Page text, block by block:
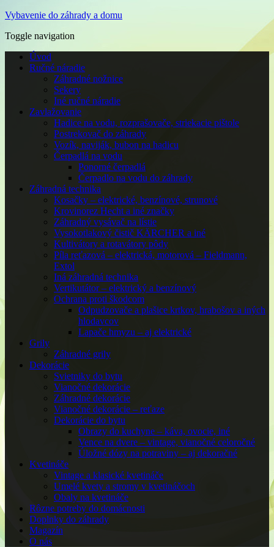
Vybavenie do záhrady a domu
Toggle navigation
Úvod
Ručné náradie
Záhradné nožnice
Sekery
Iné ručné náradie
Zavlažovanie
Hadice na vodu, rozprašovače, striekacie pištole
Postrekovač do záhrady
Vozík, naviják, bubon na hadicu
Čerpadlá na vodu
Ponorné čerpadlá
Čerpadlo na vodu do záhrady
Záhradná technika
Kosačky – elektrické, benzínové, strunové
Krovinorez Hecht a iné značky
Záhradný vysávač na lístie
Vysokotlakový čistič KÄRCHER a iné
Kultivátory a rotavátory pôdy
Píla reťazová – elektrická, motorová – Fieldmann,
Extol
Iná záhradná technika
Vertikutátor – elektrický a benzínový
Ochrana proti škodcom
Odpudzovače a plašice krtkov, hrabošov a iných
hlodavcov
Lapače hmyzu – aj elektrické
Grily
Záhradné grily
Dekorácie
Svietniky do bytu
Vianočné dekorácie
Záhradné dekorácie
Vianočné dekorácie – reťaze
Dekorácie do bytu
Obrazy do kuchyne – káva, ovocie, iné
Vence na dvere – vintage, vianočné celoročné
Úložné dózy na potraviny – aj dekoračné
Kvetináče
Vintage a klasické kvetináče
Umelé kvety a stromy v kvetináčoch
Obaly na kvetináče
Rôzne potreby do domácnosti
Doplnky do záhrady
Magazín
O nás